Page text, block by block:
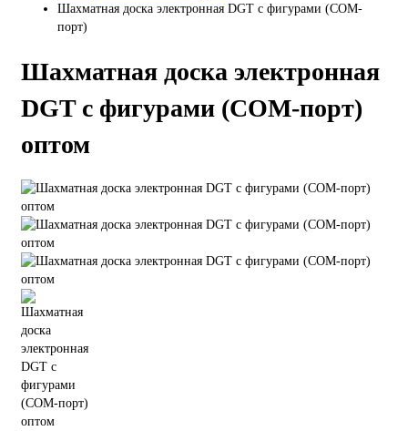
Шахматная доска электронная DGT с фигурами (COM-
порт)
Шахматная доска электронная
DGT с фигурами (COM-порт)
оптом